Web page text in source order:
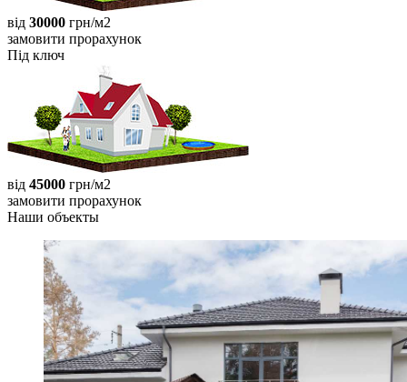
від 30000 грн/м2
замовити прорахунок
Під ключ
від 45000 грн/м2
замовити прорахунок
Наши объекты